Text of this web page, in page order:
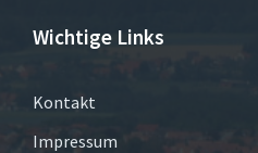
Wichtige Links
Kontakt
Impressum